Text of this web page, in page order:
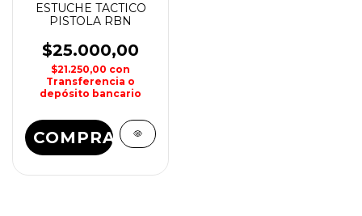
ESTUCHE TACTICO
PISTOLA RBN
$25.000,00
$21.250,00 con
Transferencia o
depósito bancario
COMPRAR